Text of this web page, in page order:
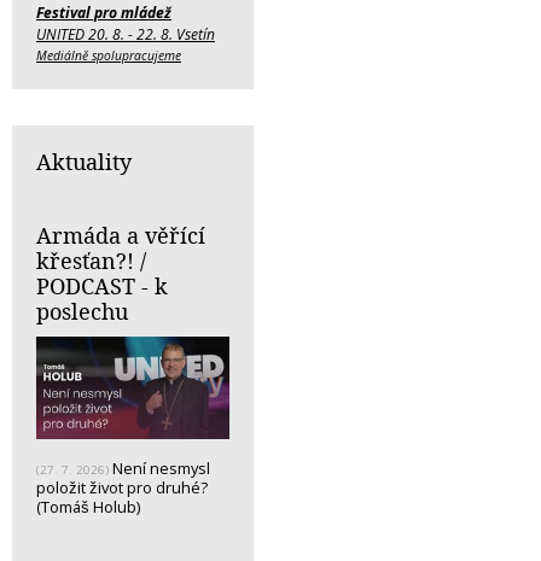
Festival pro mládež
UNITED 20. 8. - 22. 8. Vsetín
Mediálně spolupracujeme
Aktuality
Armáda a věřící
křesťan?! /
PODCAST - k
poslechu
(27. 7. 2026) Není nesmysl
položit život pro druhé?
(Tomáš Holub)